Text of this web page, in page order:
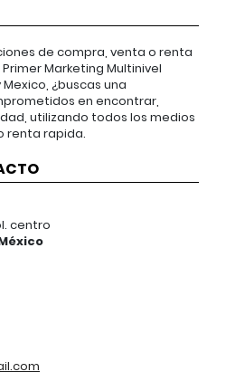
de compra, venta o renta
Marketing Multinivel
¿buscas una
en encontrar,
utilizando todos los medios
renta rapida.
centro